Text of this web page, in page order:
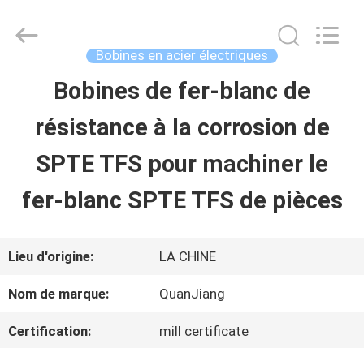
MAISON
PRODUITS
VIDÉOS
QUANYE
METAL
Bobines en acier électriques
Bobines de fer-blanc de
résistance à la corrosion de
SPTE TFS pour machiner le
fer-blanc SPTE TFS de pièces
Lieu d'origine: LA CHINE
Nom de marque: QuanJiang
Certification: mill certificate